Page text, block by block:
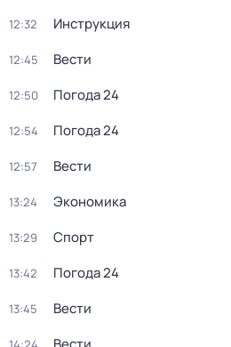
12:32 Инструкция
12:45 Вести
12:50 Погода 24
12:54 Погода 24
12:57 Вести
13:24 Экономика
13:29 Спорт
13:42 Погода 24
13:45 Вести